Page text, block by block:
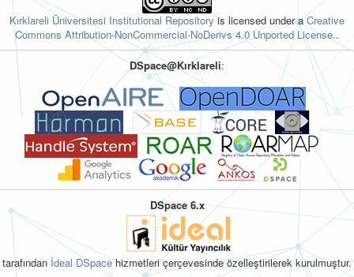
Kırklareli Üniversitesi Institutional Repository is licensed under aCreative
Commons Attribution-NonCommercial-NoDerivs 4.0 Unported License..
DSpace@Kırklareli:
DSpace 6.x
tarafından İdeal DSpacehizmetleri çerçevesinde özelleştirilerek kurulmuştur.